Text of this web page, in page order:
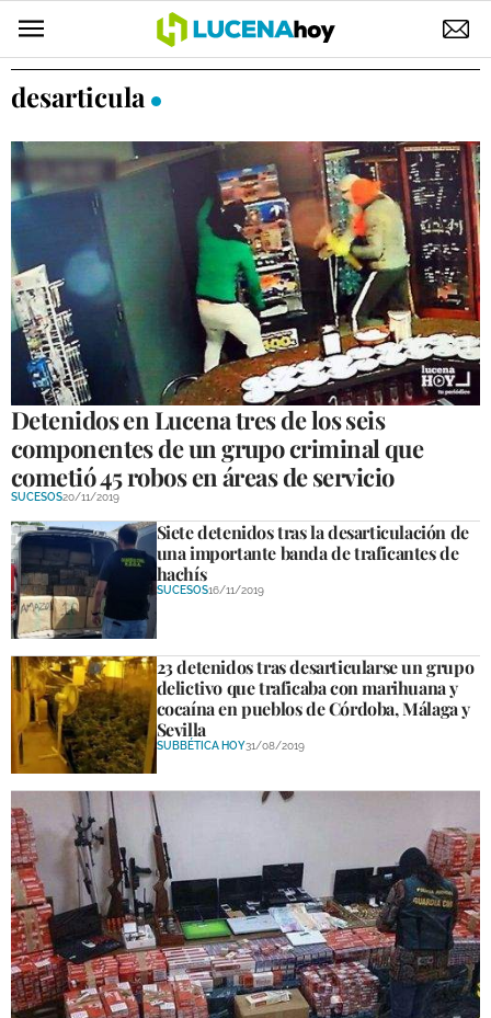
POLÍTICA
ELECCIONES
SUCESOS
ECONOMÍA
DESARROLLO LOCAL
LUCENA EMPRESAS
OCIO
COFRADÍAS
COMPETICIONES
DEPORTE BASE
OPINIÓN
VENTANA CIUDADANA
CÓRDOBA
SUBBÉTICA HOY
SALUD
OBRAS
NECROLÓGICAS
desarticula
Detenidos en Lucena tres de los seis
componentes de un grupo criminal que
cometió 45 robos en áreas de servicio
SUCESOS20/11/2019
Siete detenidos tras la desarticulación de
una importante banda de traficantes de
hachís
SUCESOS16/11/2019
23 detenidos tras desarticularse un grupo
delictivo que traficaba con marihuana y
cocaína en pueblos de Córdoba, Málaga y
Sevilla
SUBBÉTICA HOY31/08/2019